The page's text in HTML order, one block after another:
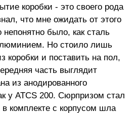
коробки - это своего рода
что мне ожидать от этого
было, как сталь
Но стоило лишь
коробки и поставить на пол,
часть выглядит
из анодированного
у ATCS 200. Сюрпризом стал
комплекте с корпусом шла